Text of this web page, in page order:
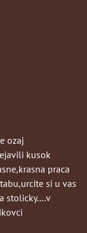
ozaj
kusok
praca
si u vas
stolicky....v